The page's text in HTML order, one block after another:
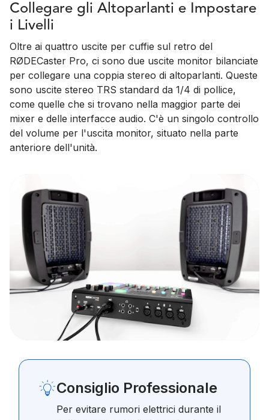
Collegare gli Altoparlanti e Impostare
i Livelli
Oltre ai quattro uscite per cuffie sul retro del
RØDECaster Pro, ci sono due uscite monitor bilanciate
per collegare una coppia stereo di altoparlanti. Queste
sono uscite stereo TRS standard da 1/4 di pollice,
come quelle che si trovano nella maggior parte dei
mixer e delle interfacce audio. C'è un singolo controllo
del volume per l'uscita monitor, situato nella parte
anteriore dell'unità.
Consiglio Professionale
Per evitare rumori elettrici durante il